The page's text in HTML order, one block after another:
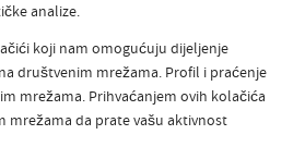
analize.
koji nam omogućuju dijeljenje
društvenim mrežama. Profil i praćenje
mrežama. Prihvaćanjem ovih kolačića
da prate vašu aktivnost